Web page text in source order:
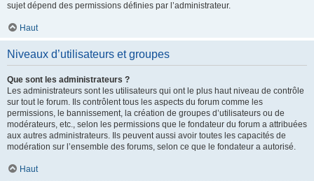
sujet dépend des permissions définies par l’administrateur.
Haut
Niveaux d’utilisateurs et groupes
Que sont les administrateurs ?
Les administrateurs sont les utilisateurs qui ont le plus haut niveau de contrôle
sur tout le forum. Ils contrôlent tous les aspects du forum comme les
permissions, le bannissement, la création de groupes d’utilisateurs ou de
modérateurs, etc., selon les permissions que le fondateur du forum a attribuées
aux autres administrateurs. Ils peuvent aussi avoir toutes les capacités de
modération sur l’ensemble des forums, selon ce que le fondateur a autorisé.
Haut